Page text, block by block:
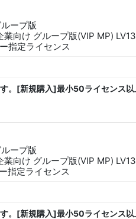
ープ版
向け グループ版(VIP MP) LV13
指定ライセンス
。[新規購入]最小50ライセンス以
ープ版
向け グループ版(VIP MP) LV13
指定ライセンス
。[新規購入]最小50ライセンス以